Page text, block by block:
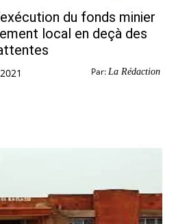
du fonds minier
local en deçà des
Par: La Rédaction